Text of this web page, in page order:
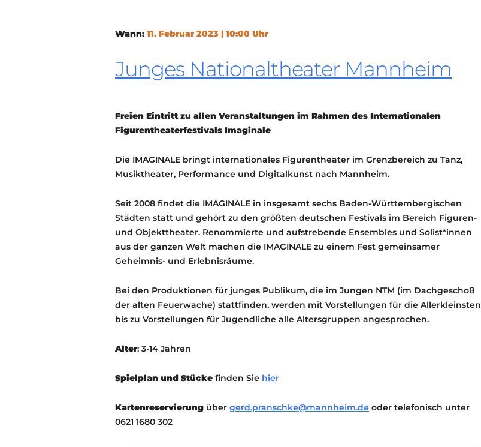
IMPRESSUM
Wann: 11. Februar 2023 | 10:00 Uhr
Junges Nationaltheater Mannheim
Freien Eintritt zu allen Veranstaltungen im Rahmen des Internationalen
Figurentheaterfestivals Imaginale
Die IMAGINALE bringt internationales Figurentheater im Grenzbereich zu Tanz,
Musiktheater, Performance und Digitalkunst nach Mannheim.
Seit 2008 findet die IMAGINALE in insgesamt sechs Baden-Württembergischen
Städten statt und gehört zu den größten deutschen Festivals im Bereich Figuren-
und Objekttheater. Renommierte und aufstrebende Ensembles und Solist*innen
aus der ganzen Welt machen die IMAGINALE zu einem Fest gemeinsamer
Geheimnis- und Erlebnisräume.
Bei den Produktionen für junges Publikum, die im Jungen NTM (im Dachgeschoß
der alten Feuerwache) stattfinden, werden mit Vorstellungen für die Allerkleinsten
bis zu Vorstellungen für Jugendliche alle Altersgruppen angesprochen.
Alter: 3-14 Jahren
Spielplan und Stücke finden Sie hier
Kartenreservierung über gerd.pranschke@mannheim.de oder telefonisch unter
0621 1680 302